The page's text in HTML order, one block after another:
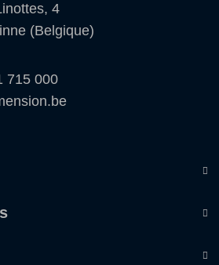
4
(Belgique)
715 000